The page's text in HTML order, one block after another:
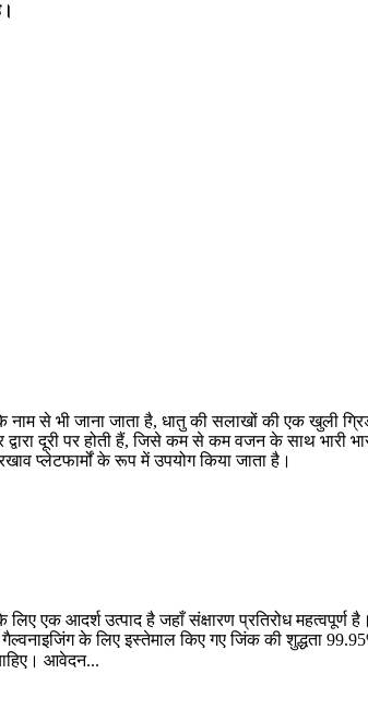
नाम से भी जाना जाता है, धातु की सलाखों की एक खुली
द्वारा दूरी पर होती हैं, जिसे कम से कम वजन के साथ
प्लेटफार्मों के रूप में उपयोग किया जाता है।
एक आदर्श उत्पाद है जहाँ संक्षारण प्रतिरोध
के लिए इस्तेमाल किए गए जिंक की शुद्धता
आवेदन...